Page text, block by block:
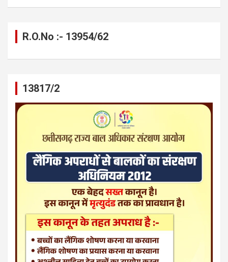
R.O.No :- 13954/62
13817/2